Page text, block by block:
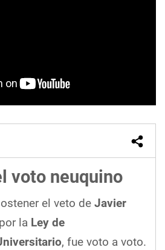
voto neuquino
el veto de Javier
la Ley de
, fue voto a voto.